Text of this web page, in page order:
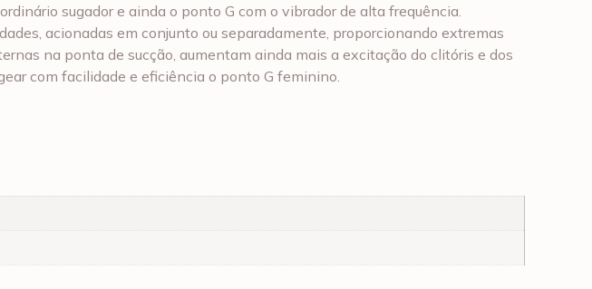
sugador e ainda o ponto G com o vibrador de alta frequência.
acionadas em conjunto ou separadamente, proporcionando extremas
na ponta de sucção, aumentam ainda mais a excitação do clitóris e dos
com facilidade e eficiência o ponto G feminino.